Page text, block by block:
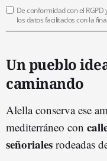
De conformidad con el RGPD
los datos facilitados con la
Un pueblo
caminando
Alella conserva ese
mediterráneo con
señoriales rodeadas